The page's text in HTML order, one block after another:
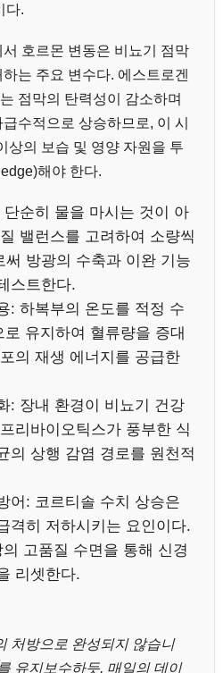
다.
호르몬 변동은 비뇨기 점막
는 주요 변수다. 에스트로겐
점막의 탄력성이 감소하며
수적으로 상승하므로, 이 시
상의 보습 및 영양 자원을 투
해야 한다.
순히 물을 마시는 것이 아
밸런스를 고려하여 소량씩
써 방광의 수축과 이완 기능
스트한다.
: 하복부의 온도를 적정 수
로 유지하여 혈류량을 증대
의 재생 에너지를 공급한
: 장내 환경이 비뇨기 건강
리바이오틱스가 풍부한 식
의 상행 감염 경로를 원천적
어: 코르티솔 수치 상승은
격히 저하시키는 요인이다.
고품질 수면을 통해 신경
리셋한다.
처방으로 완성되지 않습니
유지보수하듯, 매일의 데이